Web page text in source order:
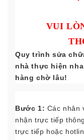
VUI
Quy trình sửa
nhà thực hiện
hàng chờ lâu!
Bước 1: Các nhân
nhận trực tiếp
trực tiếp hoặc